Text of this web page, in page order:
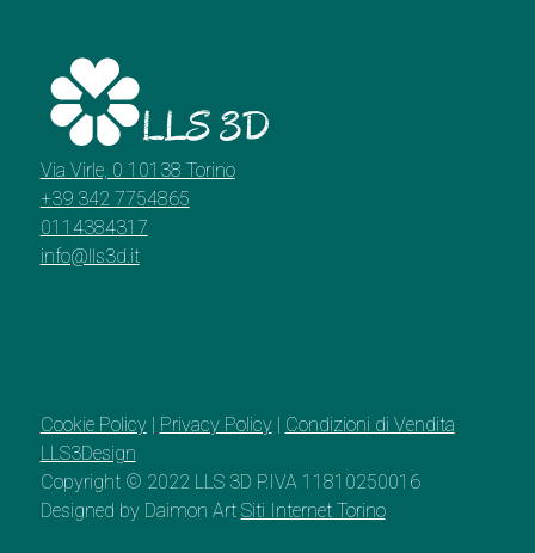
Via Virle, 0 10138 Torino
+39 342 7754865
0114384317
info@lls3d.it
Cookie Policy| Privacy Policy| Condizioni di Vendita
LLS3Design
Copyright © 2022 LLS 3D P.IVA 11810250016
Designed by Daimon Art Siti Internet Torino